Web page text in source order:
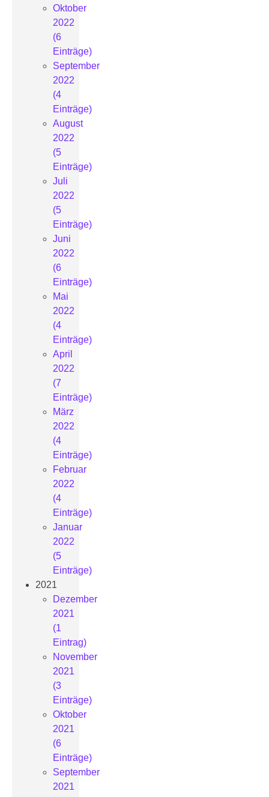
Oktober
2022
(6
Einträge)
September
2022
(4
Einträge)
August
2022
(5
Einträge)
Juli
2022
(5
Einträge)
Juni
2022
(6
Einträge)
Mai
2022
(4
Einträge)
April
2022
(7
Einträge)
März
2022
(4
Einträge)
Februar
2022
(4
Einträge)
Januar
2022
(5
Einträge)
2021
Dezember
2021
(1
Eintrag)
November
2021
(3
Einträge)
Oktober
2021
(6
Einträge)
September
2021